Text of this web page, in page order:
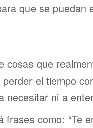
que se puedan
cosas que
el tiempo
necesitar ni a
frases como: “Te